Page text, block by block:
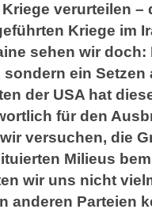
verurteilen –
Kriege im
sehen wir doch:
ein
der USA hat
für den
versuchen, die
Milieus
wir uns nicht
anderen Parteien